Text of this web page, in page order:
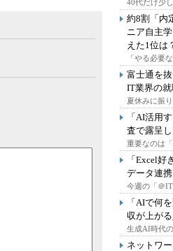
40代だけ少
約8割「内
ニア自主
えた1位は
「やる必要
富士通を
IT業界の
夏休みに振
「AI活用
査で露呈
重要なのは
「Excel
データ連
今週の「＠IT
「AIで何
収が上が
生成AI時代
ネットワ